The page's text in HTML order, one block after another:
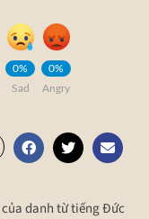
0%
Sad
0%
Angry
danh từ tiếng Đức